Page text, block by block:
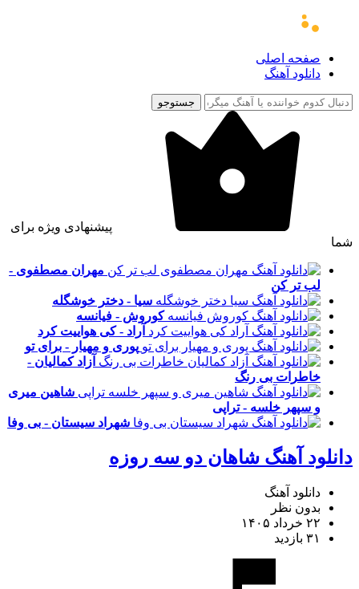
صفحه اصلی
دانلود آهنگ
جستوجو
پیشنهادی ویژه برای
شما
مهران مصطفوی -
لب تر کن
سیا - دختر خوشگله
کوروش - فیانسه
آراد - کی هواییت کرد
پوری و مهیار - برای تو
آزاد کمالیان -
خاطرات بی رنگ
شاهین میری
و سپهر خلسه - تراپی
شهراد سیستان - بی وفا
دانلود آهنگ شاهان دو سه روزه
دانلود آهنگ
بدون نظر
۲۲ خرداد ۱۴۰۵
۳۱ بازدید